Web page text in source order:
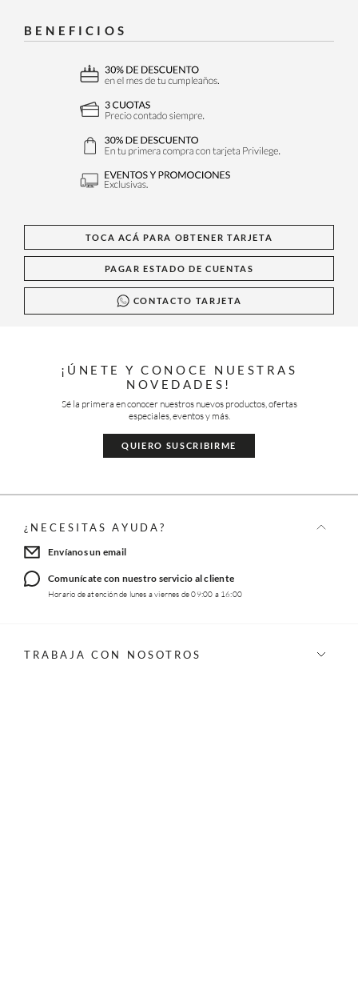
BENEFICIOS
TOCA ACÁ PARA OBTENER TARJETA
PAGAR ESTADO DE CUENTAS
CONTACTO TARJETA
¡ÚNETE Y CONOCE NUESTRAS
NOVEDADES!
Sé la primera en conocer nuestros nuevos productos, ofertas
especiales, eventos y más.
QUIERO SUSCRIBIRME
¿NECESITAS AYUDA?
Envíanos un email
Comunícate con nuestro servicio al cliente
Horario de atención de lunes a viernes de 09:00 a 16:00
TRABAJA CON NOSOTROS